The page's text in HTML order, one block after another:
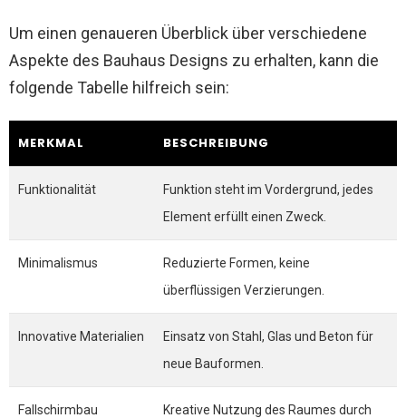
Um einen genaueren Überblick über verschiedene
Aspekte des Bauhaus Designs zu erhalten, kann die
folgende Tabelle hilfreich sein:
MERKMAL BESCHREIBUNG
Funktionalität
Funktion steht im Vordergrund, jedes
Element erfüllt einen Zweck.
Minimalismus
Reduzierte Formen, keine
überflüssigen Verzierungen.
Innovative Materialien
Einsatz von Stahl, Glas und Beton für
neue Bauformen.
Fallschirmbau
Kreative Nutzung des Raumes durch